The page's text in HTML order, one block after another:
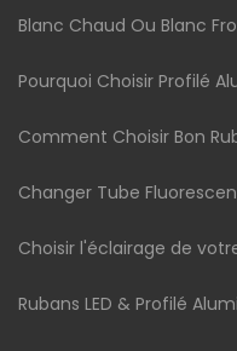
Blanc Chaud Ou Blanc
Pourquoi Choisir Profilé
Comment Choisir Bon
Changer Tube
Choisir l'éclairage de
Rubans LED & Profilé